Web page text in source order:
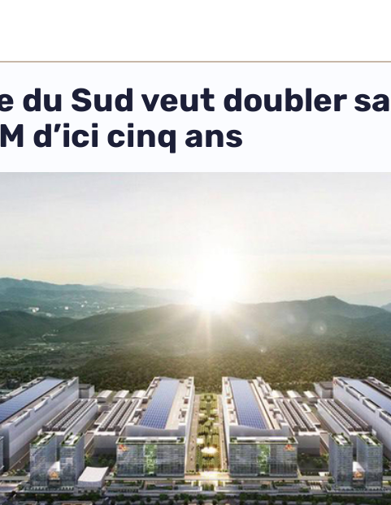
du Sud veut doubler
d’ici cinq ans